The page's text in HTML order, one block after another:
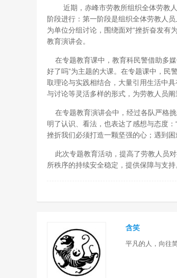
近期，赤峰市劳教所组织全体劳教人
阶段进行：第一阶段是组织全体劳教人
为单位分组讨论，围绕面对“挫折奋发有
教育演讲会。
在专题教育课中，教育科民警借助多
好了吗”为主题的大课。在专题课中，民
取理论与实践相结合，大量引用生活中
与讨论等灵活多样的形式，为劳教人员
在专题教育演讲会中，经过各队严格
明了认识、看法，也表达了感想与态度
挫折我们必须打造一颗坚强的心；遇到
此次专题教育活动，提高了劳教人员
所秩序的持续安全稳定，提供保障与支持
含笑
平凡的人，向往